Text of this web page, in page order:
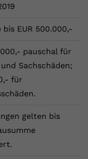
bis EUR 500.000,-
pauschal für
Sachschäden;
für
gelten bis
Videos und